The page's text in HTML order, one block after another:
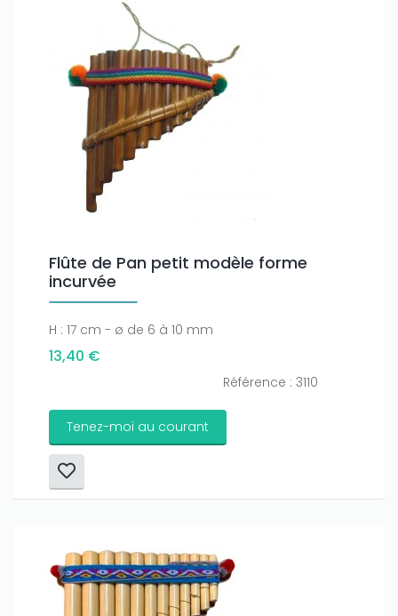
Flûte de Pan petit modèle forme
incurvée
H : 17 cm - ø de 6 à 10 mm
13,40 €
Référence : 3110
Tenez-moi au courant